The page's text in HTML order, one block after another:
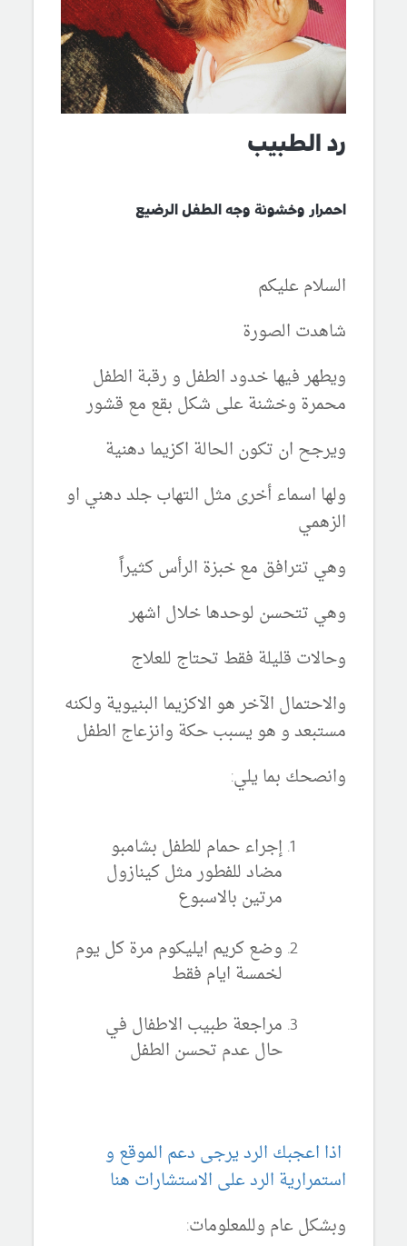
رد الطبيب
احمرار وخشونة وجه الطفل الرضيع
السلام عليكم
شاهدت الصورة
ويطهر فيها خدود الطفل و رقبة الطفل
محمرة وخشنة على شكل بقع مع قشور
ويرجح ان تكون الحالة اكزيما دهنية
ولها اسماء أخرى مثل التهاب جلد دهني او
الزهمي
وهي تترافق مع خبزة الرأس كثيراً
وهي تتحسن لوحدها خلال اشهر
وحالات قليلة فقط تحتاج للعلاج
والاحتمال الآخر هو الاكزيما البنيوية ولكنه
مستبعد و هو يسبب حكة وانزعاج الطفل
وانصحك بما يلي:
إجراء حمام للطفل بشامبو
مضاد للفطور مثل كينازول
مرتين بالاسبوع
وضع كريم ايليكوم مرة كل يوم
لخمسة ايام فقط
مراجعة طبيب الاطفال في
حال عدم تحسن الطفل
اذا اعجبك الرد يرجى دعم الموقع و
استمرارية الرد على الاستشارات هنا
وبشكل عام وللمعلومات: